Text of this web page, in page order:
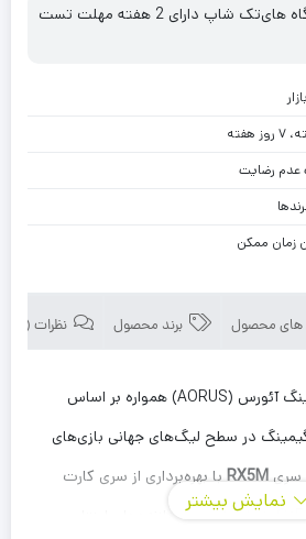
تمامی محصولات فروشگاه های‌تک شاپ دارای 2 هفته مهلت تست
عدم رضایت
زمان ممکن
های محصول برند محصول نظرات (0)
مجموعه لپ‌تاپ‌های گیمینگ آئورس (AORUS) همواره بر اساس
در سطح لیگ‌های جهانی بازی‌های
سری RX5M با بهره‌برداری از سری کارت
گرافیک‌های GeForce RTX 30، نسل یازدهم پردازنده‌های اینتل،
نمایش بیشتر